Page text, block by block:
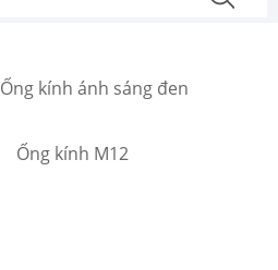
Ống kính ánh sáng đen
Ống kính M12